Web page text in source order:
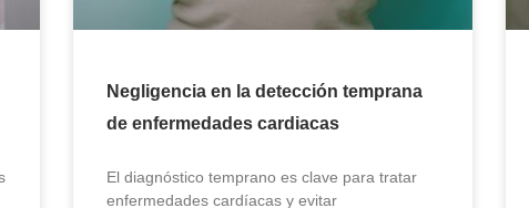
Negligencia en la detección temprana
de enfermedades cardiacas
El diagnóstico temprano es clave para tratar
enfermedades cardíacas y evitar